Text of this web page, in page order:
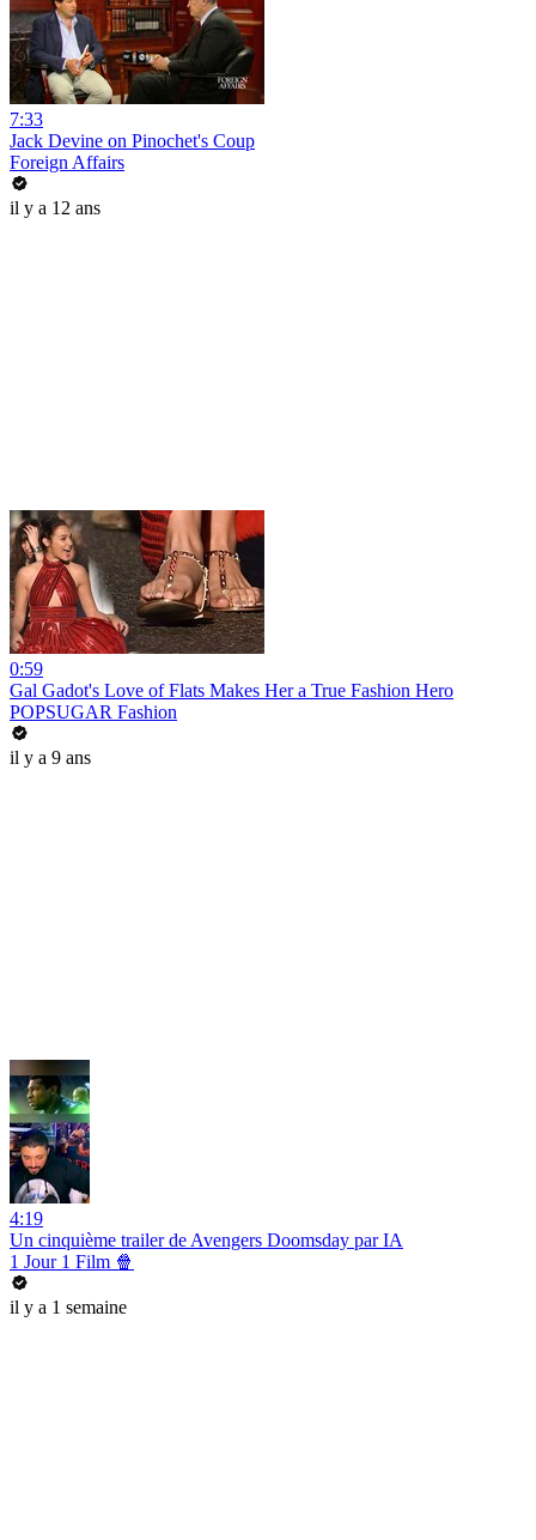
7:33
Jack Devine on Pinochet's Coup
Foreign Affairs
il y a 12 ans
0:59
Gal Gadot's Love of Flats Makes Her a True Fashion Hero
POPSUGAR Fashion
il y a 9 ans
4:19
Un cinquième trailer de Avengers Doomsday par IA
1 Jour 1 Film 🍿
il y a 1 semaine